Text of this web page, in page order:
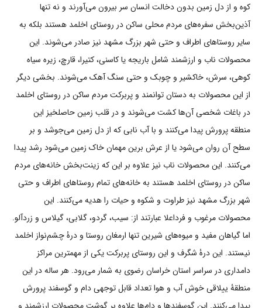
کوه و از دل زمین بدون دخالت انسان سر بیرون می‌آورند و نه تنها
آذین‌بخش سفره‌های مردم محلی ساکن در روستای اخلمد هستند بلکه به
سایر روستاهای اطراف و حتی شهر بزرگ مشهد نیز صادر می‌شوند. این
محصولات ناب و ارزشمند شامل باریجه یا کاسنی، کتیرا، قارچ، زیره سیاه
کوهی، سرش، خاکشیر و چوبک و حتی سنگ آهک می‌شوند. بخشی دیگر
از این محصولات به دستان توانمند و پربرکت مردم ساکن در روستای اخلمد
در باغات شخصی آن‌ها کشت می‌شوند و در قلب زمین حاصلخیز این
منطقه پرورش پیدا می‌کنند و با آب نابی که از دل زمین می‌جوشد و بر
سطح آن روان می‌شود یا از عرش برین مهمان خاک زمین می‌شود رشد پیدا
می‌کنند. این محصولات ناب نیز علاوه بر این که زینت‌بخش خانه‌های مردم
ساکن در روستای اخلمد هستند به خانه‌های تمام روستاهای اطراف و حتی
شهر بزرگ مشهد نیز طراوت و شکوه و حیات را هدیه می‌کنند. این
محصولات مرغوب و فرداعلا عبارتند از: سیب، گردو، گلابی، گیلاس و زردآلو.
اما گیاهان مفید و میوه‌های شیرین تنها ارمغان روستا و درۀ چشم‌نواز اخلمد
نیستند. این درۀ شگرف و این روستای پربرکت یکی از مهمترین مراکز
دامداری در سراسر استان خراسان رضوی به شمار می‌رود. هر ساله در این
منطقۀ ییلاقی خوش آب و هوا تعداد قابل توجهی دام و گوسفند پرورش